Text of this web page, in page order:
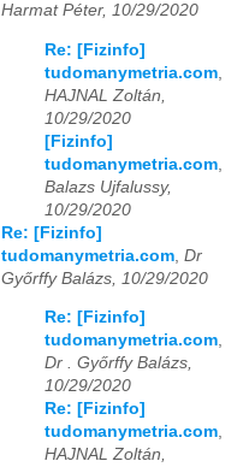
Harmat Péter, 10/29/2020
Re: [Fizinfo]
tudomanymetria.com
HAJNAL Zoltán,
10/29/2020
[Fizinfo]
tudomanymetria.com
Balazs Ujfalussy,
10/29/2020
Re: [Fizinfo]
tudomanymetria.com Dr
Győrffy Balázs, 10/29/2020
Re: [Fizinfo]
tudomanymetria.com,
Dr . Győrffy Balázs,
10/29/2020
Re: [Fizinfo]
tudomanymetria.com,
HAJNAL Zoltán,